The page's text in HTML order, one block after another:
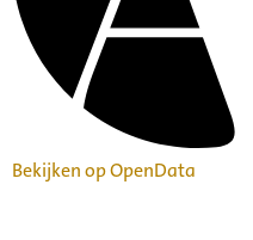
Bekijken op OpenData